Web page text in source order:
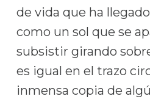
de vida que ha
como un sol que se
subsistir girando
es igual en el trazo
inmensa copia de